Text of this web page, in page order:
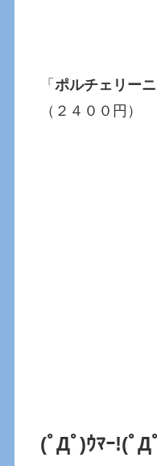
「ポルチェリー
（２４００円）
(ﾟДﾟ)ｳﾏｰ!(ﾟД